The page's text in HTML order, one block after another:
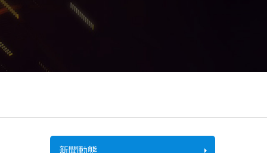
新聞動態